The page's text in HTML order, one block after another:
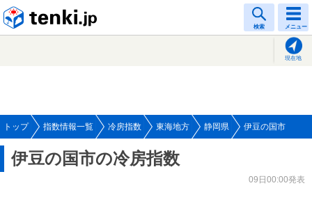
検索 メニュー
現在地
トップ 指数情報一覧 冷房指数 東海地方 静岡県 伊豆の国市
伊豆の国市の冷房指数
09日00:00発表